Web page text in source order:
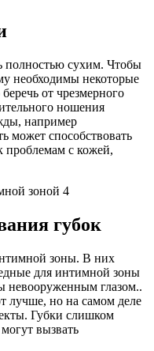
полностью сухим. Чтобы
необходимы некоторые
от чрезмерного
ношения
например
может способствовать
проблемам с кожей,
губок
зоны. В них
для интимной зоны
невооруженным глазом..
лучше, но на самом деле
Губки слишком
вызвать